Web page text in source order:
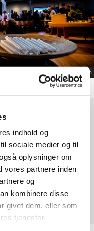
indhold og
sociale medier og til
oplysninger om
vores partnere inden
og
kombinere disse
givet dem, eller som
tjenester.
© Rasmus Steffensen
49,